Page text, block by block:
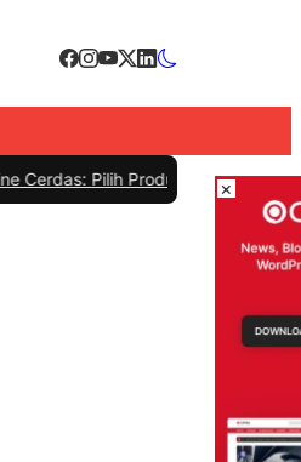
dengan Bijak dan Hindari
×